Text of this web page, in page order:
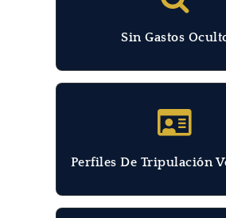
Sin Gastos
Perfiles De Tripulación